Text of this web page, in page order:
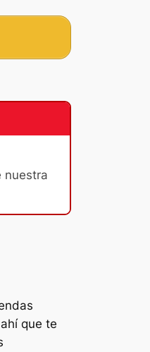
nuestra
que te